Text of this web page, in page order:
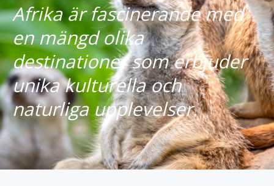
Afrika är fascinerande med
en mängd olika
destinationer som erbjuder
unika kulturella och
naturliga upplevelser.